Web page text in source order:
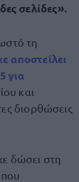
σελίδες».
τη
αποστείλει
για
και
διορθώσεις
δώσει στη